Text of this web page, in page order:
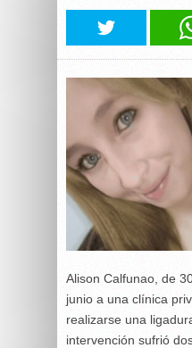
Alison Calfunao, de
junio a una clínica
realizarse una
intervención sufrió